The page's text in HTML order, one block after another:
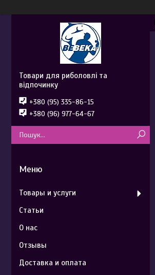
Товари для риболовлі та
відпочинку
+380 (95) 335-86-15
+380 (96) 977-64-67
Товары и услуги
Статьи
О нас
Отзывы
Доставка и оплата